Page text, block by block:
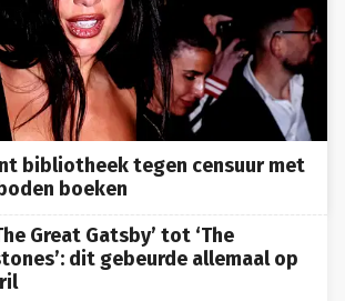
bibliotheek tegen censuur met
boeken
Great Gatsby’ tot ‘The
dit gebeurde allemaal op